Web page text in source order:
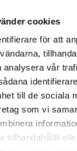
cookies
för att
analysera vår
till de sociala
som vi
tillhandahållit
Crazy
Mini